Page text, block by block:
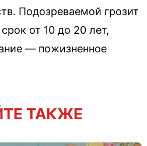
Подозреваемой грозит
от 10 до 20 лет,
— пожизненное
ТАКЖЕ